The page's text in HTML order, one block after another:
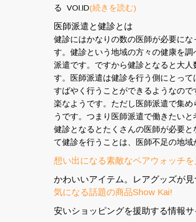
る VOI.ID(続きを読む)
医師派遣と健診とは
健診にはかなりの数の医師が必要に
す。健診という地域の方々の健康を
派遣です。ですから健診となると大
す。医師派遣は健診を行う側にとっ
すばやく行うことができるようなの
楽なようです。ただし医師派遣で集
うです。つまり医師派遣で働きたい
健診となるとたくさんの医師が必要
て健診を行うことは、医師不足の地
想い出になる素敵なペアウォッチを
かわいいアイテム。レアグッズが見
気になる話題の商品Show Kai!
安いショッピングを援助する情報